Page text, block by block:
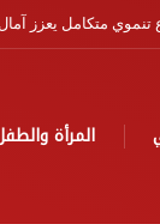
برسم سنة 2026
المرأة